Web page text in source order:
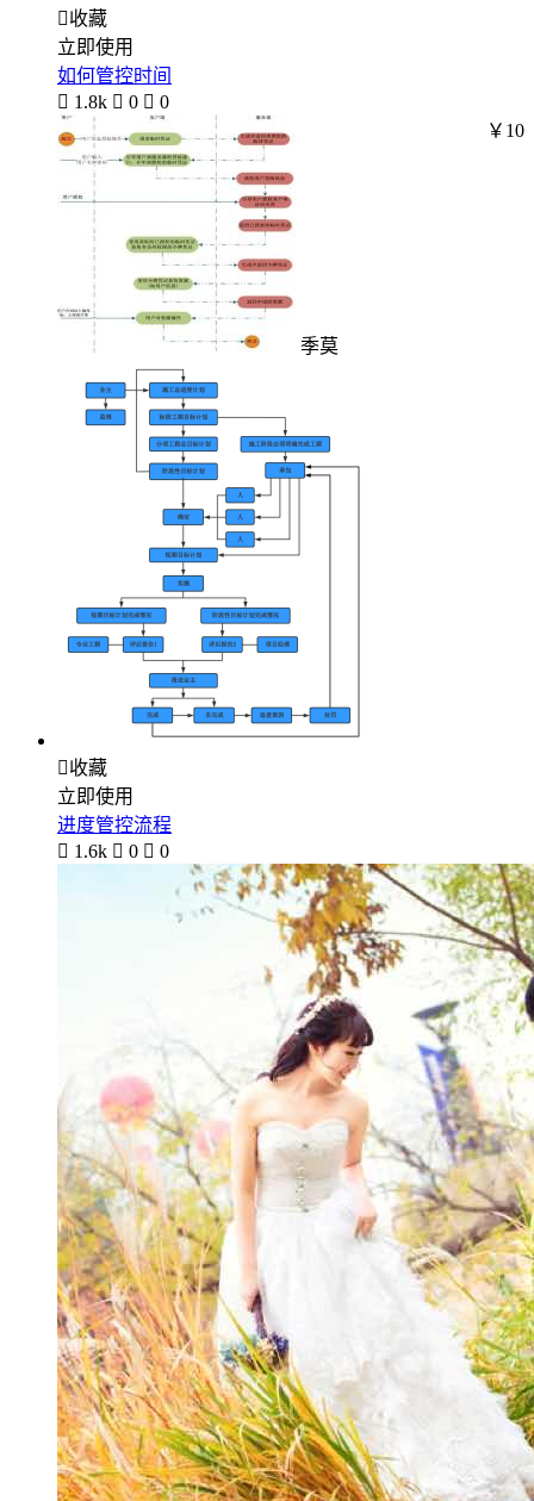
收藏
立即使用
如何管控时间
 1.8k  0  0
季莫
￥10
收藏
立即使用
进度管控流程
 1.6k  0  0